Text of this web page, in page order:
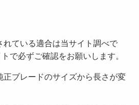
れている適合は当サイト調べで
で必ずご確認をお願いします。
正ブレードのサイズから長さが変